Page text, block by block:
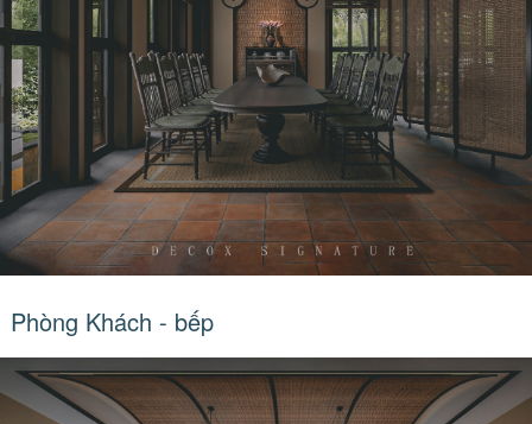
Phòng Khách - bếp